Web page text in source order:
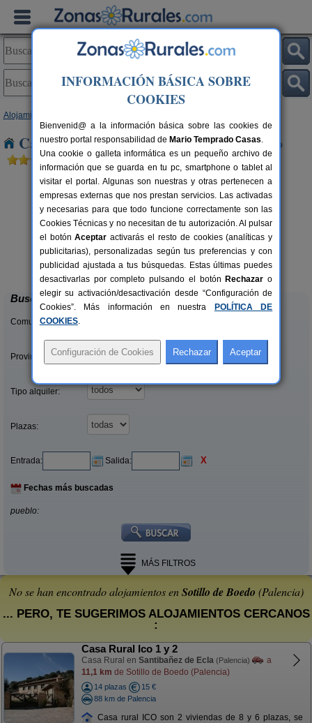
Alojamientos
Casas Rurales cerca de Sotillo de Boedo
10+1 pers.
desde30 €
Casa Calderón
Brañosera (Palencia)
Buscar
Comunidades:
Provincias/Islas:
Tipo alquiler:
Plazas:
Entrada: Salida: X
Fechas más buscadas
pueblo:
MÁS FILTROS
No se han encontrado alojamientos enSotillo de Boedo (Palencia)
... PERO, TE SUGERIMOS ALOJAMIENTOS CERCANOS
:
Casa Rural Ico 1 y 2
Casa Rural en Santibañez de Ecla (Palencia)
a
11,1 km de Sotillo de Boedo (Palencia)
14 plazas
15 €
88 km de Palencia
Casa rural ICO son 2 viviendas de 8 y 6 plazas, se
INFORMACIÓN BÁSICA SOBRE
COOKIES
Bienvenid@ a la información básica sobre las cookies de
nuestro portal responsabilidad de Mario Temprado Casas.
Una cookie o galleta informática es un pequeño archivo de
información que se guarda en tu pc, smartphone o tablet al
visitar el portal. Algunas son nuestras y otras pertenecen a
empresas externas que nos prestan servicios. Las activadas
y necesarias para que todo funcione correctamente son las
Cookies Técnicas y no necesitan de tu autorización. Al pulsar
el botónAceptar activarás el resto de cookies (analíticas y
publicitarias), personalizadas según tus preferencias y con
publicidad ajustada a tus búsquedas. Estas últimas puedes
desactivarlas por completo pulsando el botón Rechazar o
elegir su activación/desactivación desde “Configuración de
Cookies”. Más información en nuestra
POLÍTICA DE
COOKIES.